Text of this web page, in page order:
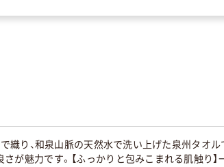
で織り、和泉山脈の天然水で洗い上げた泉州タ
が魅力です。【ふっかりと包みこまれる肌触り